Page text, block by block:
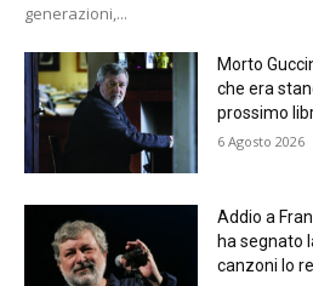
generazioni,...
Morto
che era
prossimo
6 Agosto 2026
Addio a
ha segnato
canzoni lo